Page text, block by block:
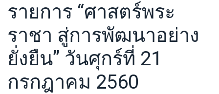
รายการ “ศาสตร์พระ
ราชา สู่การพัฒนาอย่าง
ยั่งยืน” วันศุกร์ที่ 21
กรกฎาคม 2560